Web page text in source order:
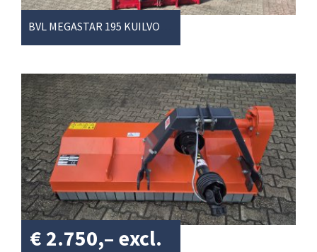
€ 2.750,– excl.